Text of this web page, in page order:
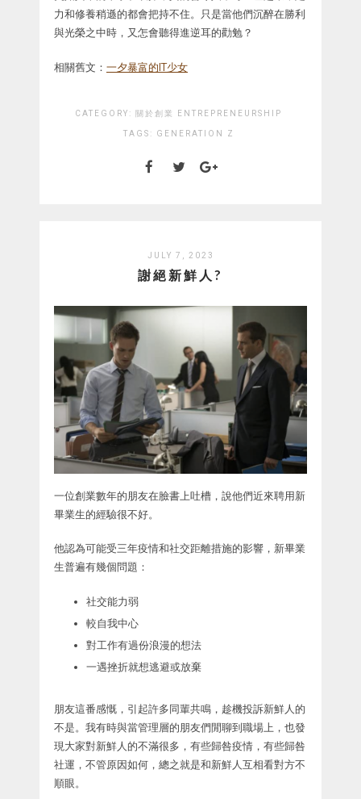
力和修養稍遜的都會把持不住。只是當他們沉醉在勝利
與光榮之中時，又怎會聽得進逆耳的勸勉？
相關舊文： 一夕暴富的IT少女
CATEGORY: 關於創業 ENTREPRENEURSHIP
TAGS: GENERATION Z
JULY 7, 2023
謝絕新鮮人?
一位創業數年的朋友在臉書上吐槽，說他們近來聘用新
畢業生的經驗很不好。
他認為可能受三年疫情和社交距離措施的影響，新畢業
生普遍有幾個問題：
社交能力弱
較自我中心
對工作有過份浪漫的想法
一遇挫折就想逃避或放棄
朋友這番感慨，引起許多同輩共鳴，趁機投訴新鮮人的
不是。我有時與當管理層的朋友們閒聊到職場上，也發
現大家對新鮮人的不滿很多，有些歸咎疫情，有些歸咎
社運，不管原因如何，總之就是和新鮮人互相看對方不
順眼。